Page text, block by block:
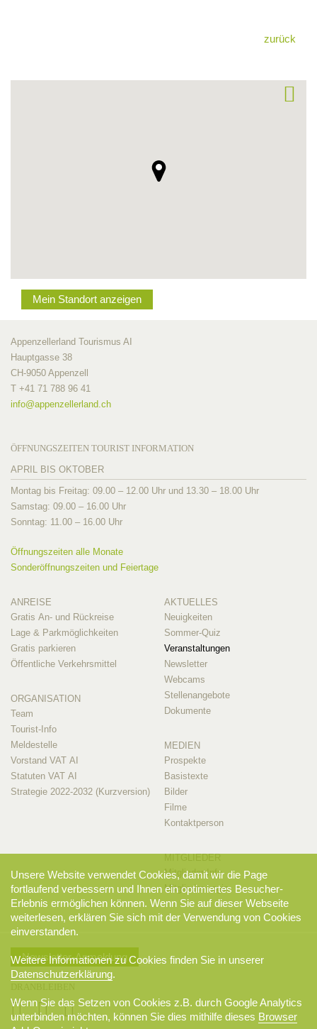
zurück
Mein Standort anzeigen
Appenzellerland Tourismus AI
Hauptgasse 38
CH-9050 Appenzell
T +41 71 788 96 41
info@appenzellerland.ch
ÖFFNUNGSZEITEN TOURIST INFORMATION
APRIL BIS OKTOBER
Montag bis Freitag: 09.00 – 12.00 Uhr und 13.30 – 18.00 Uhr
Samstag: 09.00 – 16.00 Uhr
Sonntag: 11.00 – 16.00 Uhr
Öffnungszeiten alle Monate
Sonderöffnungszeiten und Feiertage
ANREISE
Gratis An- und Rückreise
Lage & Parkmöglichkeiten
Gratis parkieren
Öffentliche Verkehrsmittel
ORGANISATION
Team
Tourist-Info
Meldestelle
Vorstand VAT AI
Statuten VAT AI
Strategie 2022-2032 (Kurzversion)
AKTUELLES
Neuigkeiten
Sommer-Quiz
Veranstaltungen
Newsletter
Webcams
Stellenangebote
Dokumente
MEDIEN
Prospekte
Basistexte
Bilder
Filme
Kontaktperson
Mitglieder-Info
Mitglieder-Login
Newsletter-Anmeldung
Unsere Website verwendet Cookies, damit wir die Page
fortlaufend verbessern und Ihnen ein optimiertes Besucher-
Erlebnis ermöglichen können. Wenn Sie auf dieser Webseite
weiterlesen, erklären Sie sich mit der Verwendung von Cookies
einverstanden.
Weitere Informationen zu Cookies finden Sie in unserer
Datenschutzerklärung.
Wenn Sie das Setzen von Cookies z.B. durch Google Analytics
unterbinden möchten, können Sie dies mithilfe dieses Browser